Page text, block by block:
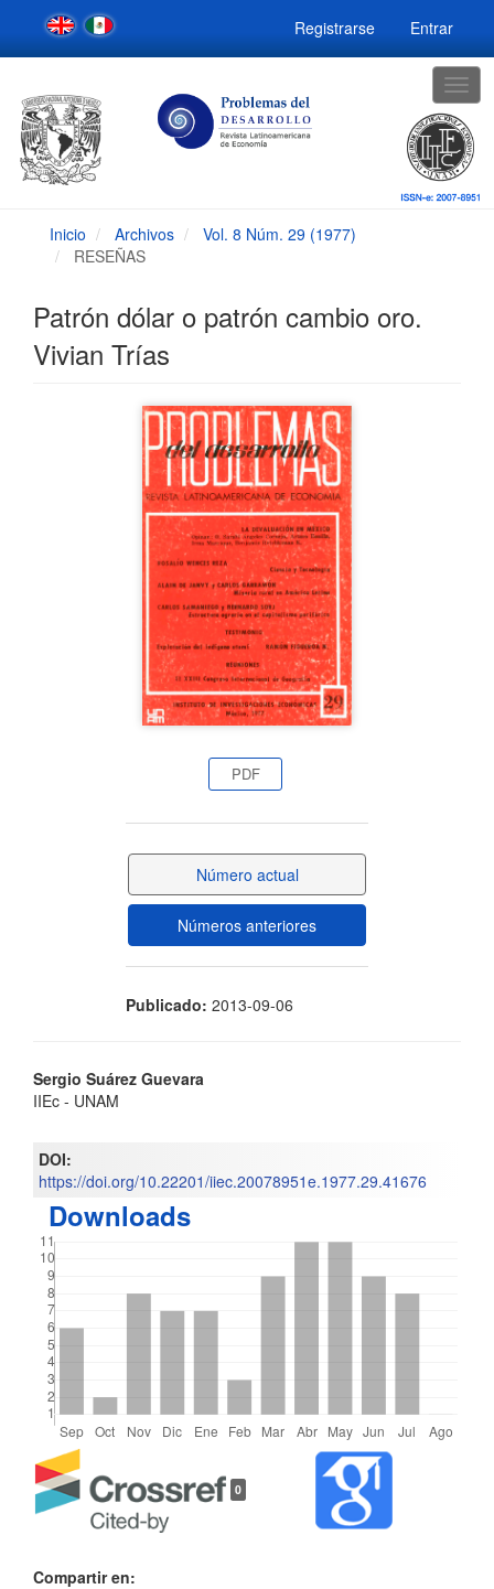
Navegación
principal
Contenido
Barra
lateral
Registrarse Entrar
Inicio Archivos
Vol. 8 Núm. 29 (1977)
RESEÑAS
Patrón dólar o patrón cambio oro.
Vivian Trías
PDF
Número actual
Números anteriores
Publicado: 2013-09-06
Contenido
del
artículo
Sergio Suárez Guevara
IIEc - UNAM
DOI:
https://doi.org/10.22201/iiec.20078951e.1977.29.41676
Downloads
Detalles
del
artículo
0
Compartir en: